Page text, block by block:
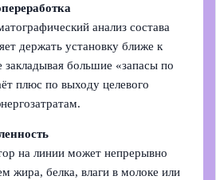
анализ состава
держать установку ближе к
закладывая большие «запасы по
плюс по выходу целевого
на линии может непрерывно
жира, белка, влаги в молоке или